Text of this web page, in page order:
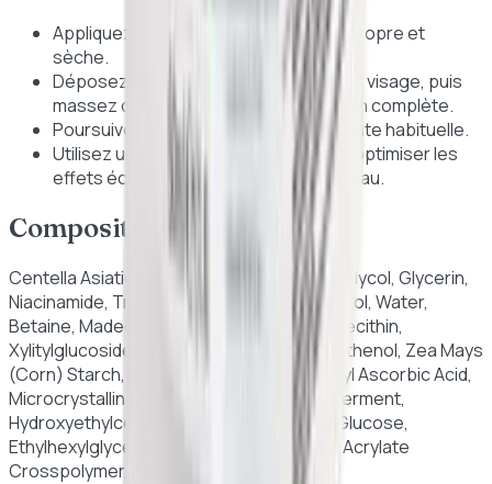
Appliquez matin et soir sur une peau propre et
sèche.
Déposez 2 à 3 gouttes de sérum sur le visage, puis
massez doucement jusqu'à absorption complète.
Poursuivez avec votre crème hydratante habituelle.
Utilisez un écran solaire le matin pour optimiser les
effets éclaircissants et protéger la peau.
Composition (INCI)
Centella Asiatica Extract (77%), Butylene Glycol, Glycerin,
Niacinamide, Tranexamic Acid, 1,2-Hexanediol, Water,
Betaine, Madecassoside, Hydrogenated Lecithin,
Xylitylglucoside, Anhydroxylitol, Xylitol, Panthenol, Zea Mays
(Corn) Starch, Arginine, Mannitol, 3-O-Ethyl Ascorbic Acid,
Microcrystalline Cellulose, Lactobacillus Ferment,
Hydroxyethylcellulose, Pentylene Glycol, Glucose,
Ethylhexylglycerin, Acrylates/C10-30 Alkyl Acrylate
Crosspolymer, Xanthan Gum.